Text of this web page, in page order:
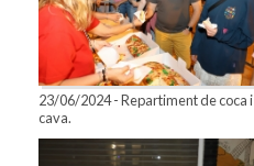
23/06/2024 - Repartiment de coca i
cava.